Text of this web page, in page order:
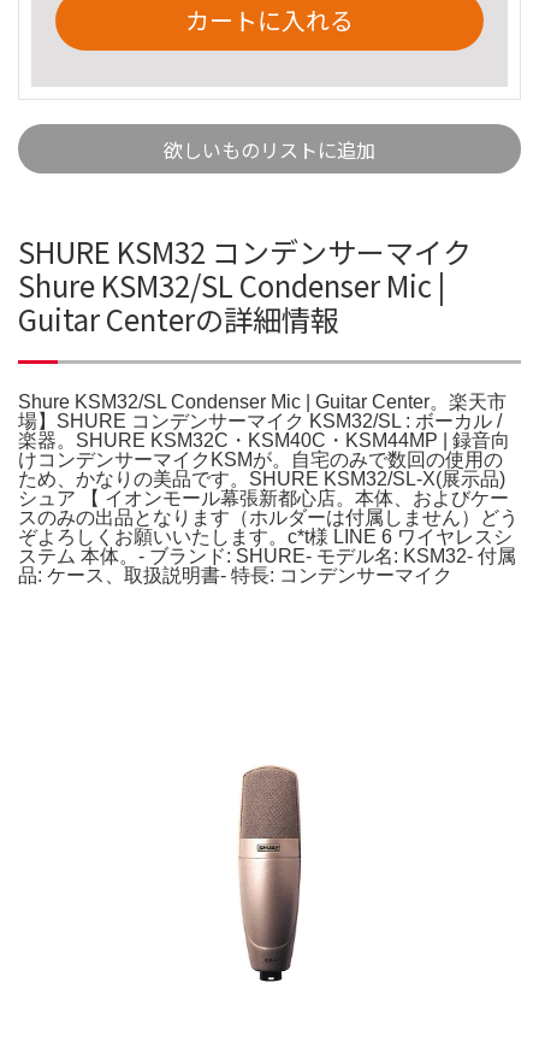
カートに入れる
欲しいものリストに追加
SHURE KSM32 コンデンサーマイク
Shure KSM32/SL Condenser Mic |
Guitar Centerの詳細情報
Shure KSM32/SL Condenser Mic | Guitar Center。楽天市
場】SHURE コンデンサーマイク KSM32/SL : ボーカル /
楽器。SHURE KSM32C・KSM40C・KSM44MP | 録音向
けコンデンサーマイクKSMが。自宅のみで数回の使用の
ため、かなりの美品です。SHURE KSM32/SL-X(展示品)
シュア 【 イオンモール幕張新都心店。本体、およびケー
スのみの出品となります（ホルダーは付属しません）どう
ぞよろしくお願いいたします。c*t様 LINE 6 ワイヤレスシ
ステム 本体。- ブランド: SHURE- モデル名: KSM32- 付属
品: ケース、取扱説明書- 特長: コンデンサーマイク